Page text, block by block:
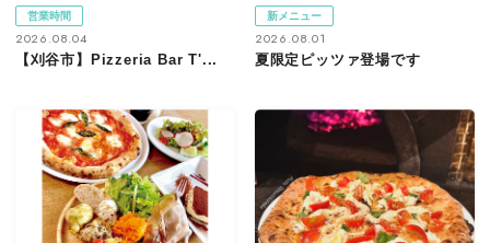
営業時間
2026.08.04
【刈谷市】Pizzeria Bar T'...
新メニュー
2026.08.01
夏限定ピッツァ登場です